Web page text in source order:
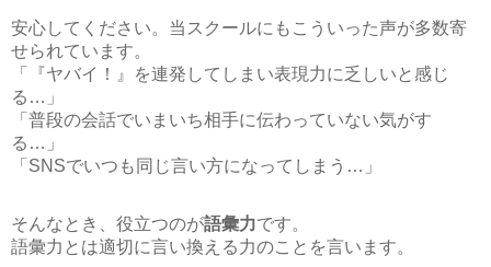
安心してください。当スクールにもこういった声が多数寄
せられています。
「『ヤバイ！』を連発してしまい表現力に乏しいと感じ
る…」
「普段の会話でいまいち相手に伝わっていない気がす
る…」
「SNSでいつも同じ言い方になってしまう…」
そんなとき、役立つのが語彙力です。
語彙力とは適切に言い換える力のことを言います。